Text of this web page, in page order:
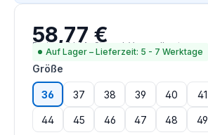
Regulärer Preis:
58,77 €
Preise inkl. MwSt. zzgl. Versandkosten
Auf Lager – Lieferzeit: 5 - 7 Werktage
Größe
36 37 38 39 40 41
44 45 46 47 48 49